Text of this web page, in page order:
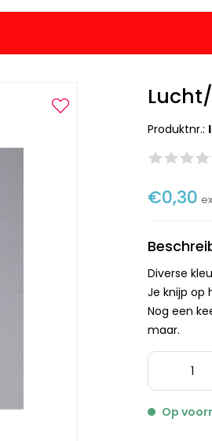
Produktnr.:
€0,30
Diverse
Je knijp op
Nog een
maar.
Op